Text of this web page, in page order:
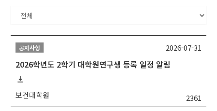
공지사항
2026학년도 2학기 대학원연구생 등록 일정 알림
보건대학원 2361
2026-07-31